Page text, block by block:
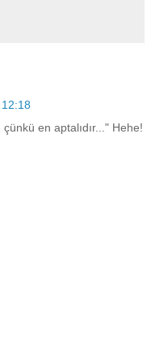
en aptalıdır..." Hehe!